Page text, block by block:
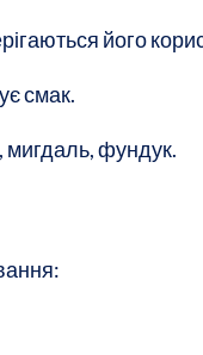
його
смак.
мигдаль, фундук.